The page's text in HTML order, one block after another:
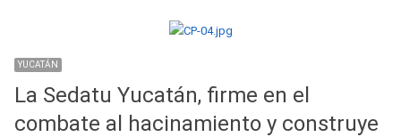
YUCATÁN
La Sedatu Yucatán, firme en el
combate al hacinamiento y construye